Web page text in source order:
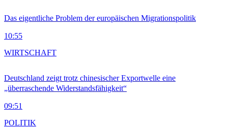
Das eigentliche Problem der europäischen Migrationspolitik
10:55
Deutschland zeigt trotz chinesischer Exportwelle eine
„überraschende Widerstandsfähigkeit“
09:51
WIRTSCHAFT
POLITIK